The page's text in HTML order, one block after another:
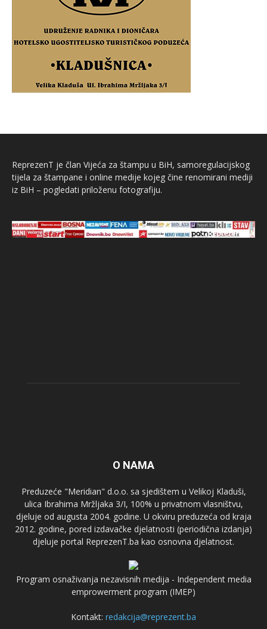
ReprezenT je član Vijeća za štampu u BiH, samoregulacijskog
tijela za štampane i online medije kojeg čine renomirani mediji
iz BiH – pogledati priloženu fotografiju.
O NAMA
Preduzeće "Meridian" d.o.o. sa sjedištem u Velikoj Kladuši,
ulica Ibrahima Mržljaka 3/I, 100% u privatnom vlasništvu,
djeluje od augusta 2004. godine. U okviru preduzeća od kraja
2012. godine, pored izdavačke djelatnosti (periodična izdanja)
djeluje portal ReprezenT.ba kao osnovna djelatnost.
Program osnaživanja nezavisnih medija - Independent media
emprowerment program (IMEP)
Kontakt: redakcija@reprezent.ba